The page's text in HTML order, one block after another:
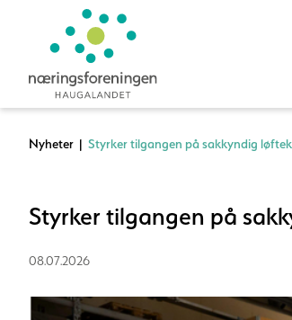
Nyheter | Styrker tilgangen på sakkyndig
Styrker tilgangen på
08.07.2026